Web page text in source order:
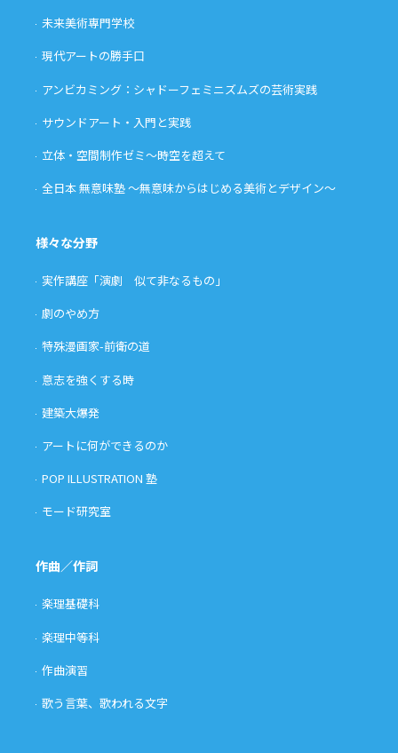
未来美術専門学校
現代アートの勝手口
アンビカミング：シャドーフェミニズムズの芸術実践
サウンドアート・入門と実践
立体・空間制作ゼミ〜時空を超えて
全日本 無意味塾 〜無意味からはじめる美術とデザイン〜
様々な分野
実作講座「演劇 似て非なるもの」
劇のやめ方
特殊漫画家-前衛の道
意志を強くする時
建築大爆発
アートに何ができるのか
POP ILLUSTRATION 塾
モード研究室
作曲／作詞
楽理基礎科
楽理中等科
作曲演習
歌う言葉、歌われる文字